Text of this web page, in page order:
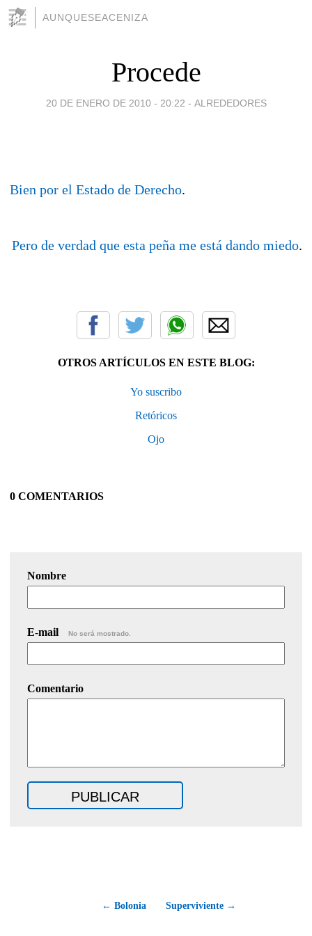
AUNQUESEACENIZA
Procede
20 DE ENERO DE 2010 - 20:22 - ALREDEDORES
Bien por el Estado de Derecho.
Pero de verdad que esta peña me está dando miedo.
OTROS ARTÍCULOS EN ESTE BLOG:
Yo suscribo
Retóricos
Ojo
0 COMENTARIOS
Nombre
E-mail No será mostrado.
Comentario
← Bolonia Superviviente →